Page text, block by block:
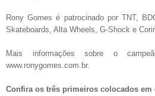
Rony Gomes é patrocinado por TNT,
Skateboards, Alta Wheels, G-Shock e
Mais informações sobre o
www.ronygomes.com.br.
Confira os três primeiros colocados em